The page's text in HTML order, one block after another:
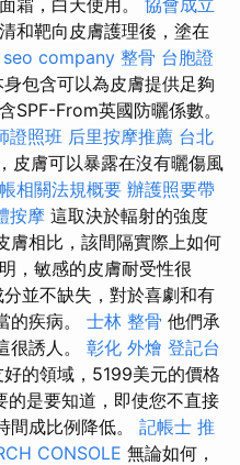
霜，白天使用。 協會成立
和靶向皮膚護理後，塗在
seo company 整骨 台胞證
包含可以為皮膚提供足夠
SPF-From英國防曬係數。
證照班 后里按摩推薦 台北
皮膚可以暴露在沒有曬傷風
相關法規概要 辦護照要帶
按摩 這取決於輻射的強度
膚相比，該間隔實際上如何
，敏感的皮膚耐受性很
並不缺失，對於喜劇和有
的疾病。 士林 整骨 他們承
很誘人。 彰化 外燴 登記台
的領域，5199美元的價格
的是要知道，即使您不直接
間成比例降低。 記帳士 推
CONSOLE 無論如何，